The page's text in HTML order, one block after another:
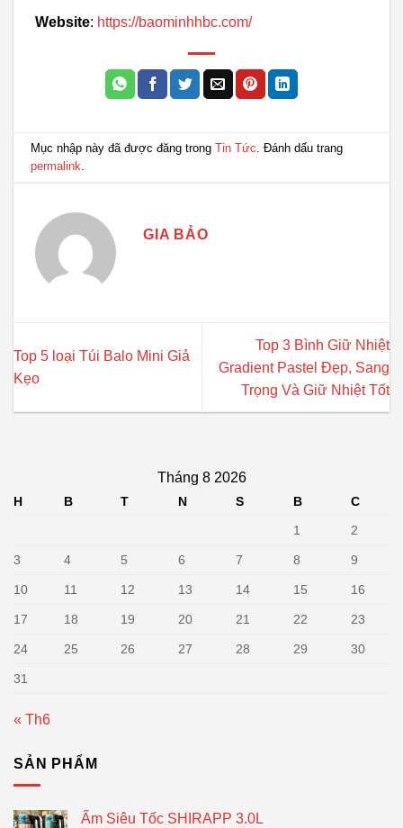
Website: https://baominhhbc.com/
Mục nhập này đã được đăng trongTin Tức . Đánh dấu trang
permalink
GIA BẢO
Top 5 loại Túi Balo Mini Giả
Kẹo
Top 3 Bình Giữ Nhiệt
Gradient Pastel Đẹp, Sang
Trọng Và Giữ Nhiệt Tốt
Tháng 8 2026
H B T N S B
C
1
2
3 4 5 6 7 8 9
10 11 12 13 14 15 16
17 18 19 20 21 22 23
24 25 26 27 28 29 30
31
« Th6
SẢN PHẨM
Ấm Siêu Tốc SHIRAPP 3.0L